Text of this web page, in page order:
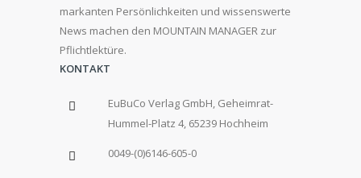
markanten Persönlichkeiten und wissenswerte
News machen den MOUNTAIN MANAGER zur
Pflichtlektüre.
KONTAKT
EuBuCo Verlag GmbH, Geheimrat-
Hummel-Platz 4, 65239 Hochheim
0049-(0)6146-605-0